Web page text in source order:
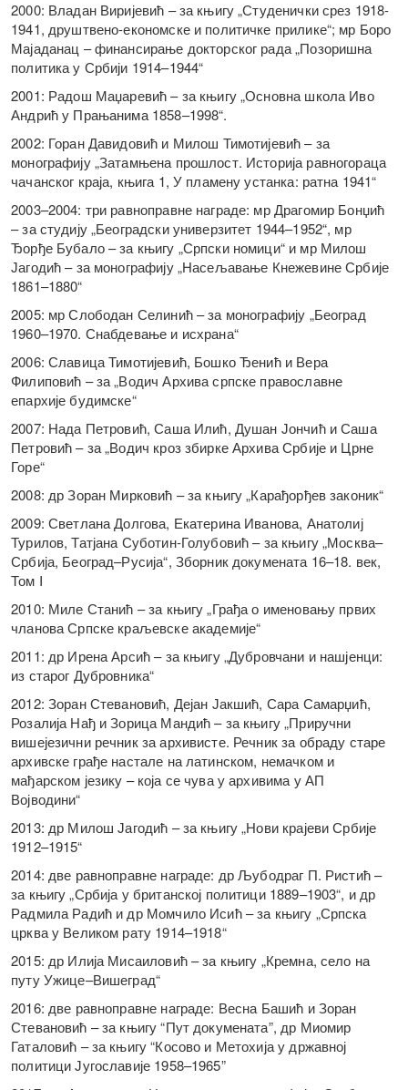
2000: Владан Виријевић – за књигу „Студенички срез 1918-
1941, друштвено-економске и политичке прилике“; мр Боро
Мајаданац – финансирање докторског рада „Позоришна
политика у Србији 1914–1944“
2001: Радош Маџаревић – за књигу „Основна школа Иво
Андрић у Прањанима 1858–1998“.
2002: Горан Давидовић и Милош Тимотијевић – за
монографију „Затамњена прошлост. Историја равногораца
чачанског краја, књига 1, У пламену устанка: ратна 1941“
2003–2004: три равноправне награде: мр Драгомир Бонџић
– за студију „Београдски универзитет 1944–1952“, мр
Ђорђе Бубало – за књигу „Српски номици“ и мр Милош
Јагодић – за монографију „Насељавање Кнежевине Србије
1861–1880“
2005: мр Слободан Селинић – за монографију „Београд
1960–1970. Снабдевање и исхрана“
2006: Славица Тимотијевић, Бошко Ђенић и Вера
Филиповић – за „Водич Архива српске православне
епархије будимске“
2007: Нада Петровић, Саша Илић, Душан Јончић и Саша
Петровић – за „Водич кроз збирке Архива Србије и Црне
Горе“
2008: др Зоран Мирковић – за књигу „Карађорђев законик“
2009: Светлана Долгова, Екатерина Иванова, Анатолиј
Турилов, Татјана Суботин-Голубовић – за књигу „Москва–
Србија, Београд–Русија“, Зборник докумената 16–18. век,
Том I
2010: Миле Станић – за књигу „Грађа о именовању првих
чланова Српске краљевске академије“
2011: др Ирена Арсић – за књигу „Дубровчани и нашјенци:
из старог Дубровника“
2012: Зоран Стевановић, Дејан Јакшић, Сара Самарџић,
Розалија Нађ и Зорица Мандић – за књигу „Приручни
вишејезични речник за архивисте. Речник за обраду старе
архивске грађе настале на латинском, немачком и
мађарском језику – која се чува у архивима у АП
Војводини“
2013: др Милош Јагодић – за књигу „Нови крајеви Србије
1912–1915“
2014: две равноправне награде: др Љубодраг П. Ристић –
за књигу „Србија у британској политици 1889–1903“, и др
Радмила Радић и др Момчило Исић – за књигу „Српска
црква у Великом рату 1914–1918“
2015: др Илија Мисаиловић – за књигу „Кремна, село на
путу Ужице–Вишеград“
2016: две равноправне награде: Весна Башић и Зоран
Стевановић – за књигу “Пут докумената”, др Миомир
Гаталовић – за књигу “Косово и Метохија у државној
политици Југославије 1958–1965”